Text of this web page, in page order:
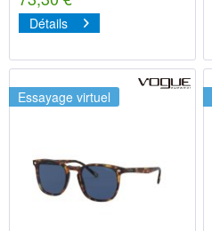
Détails
Essayage virtuel